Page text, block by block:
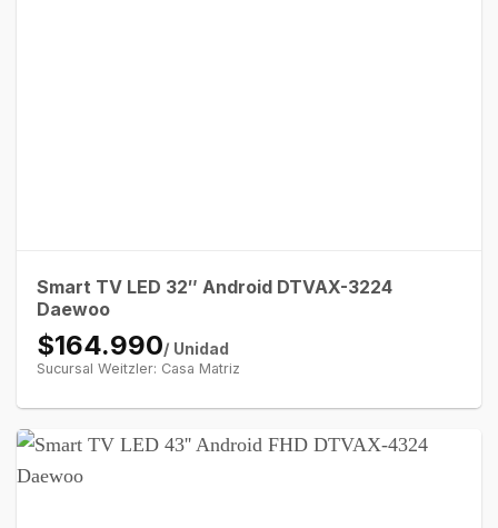
Smart TV LED 32″ Android DTVAX-3224
Daewoo
$164.990/ Unidad
Sucursal Weitzler: Casa Matriz